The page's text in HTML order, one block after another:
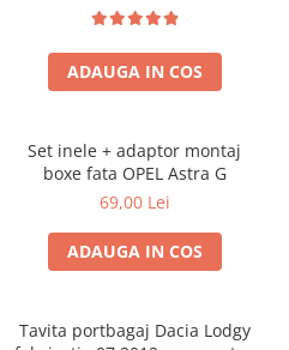
Siena pentru chedere usi
pavilion
ADAUGA IN COS
Set inele + adaptor montaj
boxe fata OPEL Astra G
69,00 Lei
ADAUGA IN COS
Tavita portbagaj Dacia Lodgy